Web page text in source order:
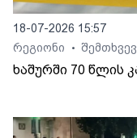
18-07-2026 15:57
რეგიონი
•
ხაშურში 70 წლის